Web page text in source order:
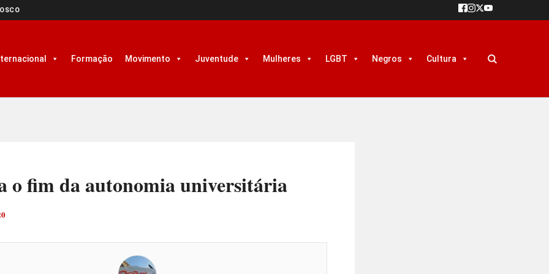
Formação Movimento Juventude Mulheres LGBT Negros Cultura
o fim da autonomia universitária